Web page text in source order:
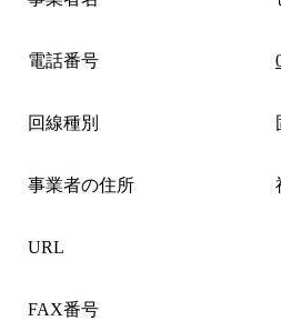
電話番号
回線種別
事業者の住所
URL
FAX番号